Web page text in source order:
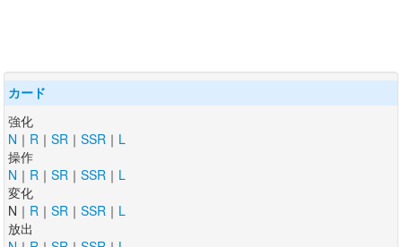
カード
強化
N ｜ R ｜ SR ｜ SSR ｜ L
操作
N ｜ R ｜ SR ｜ SSR ｜ L
変化
N｜ R ｜ SR ｜ SSR ｜ L
放出